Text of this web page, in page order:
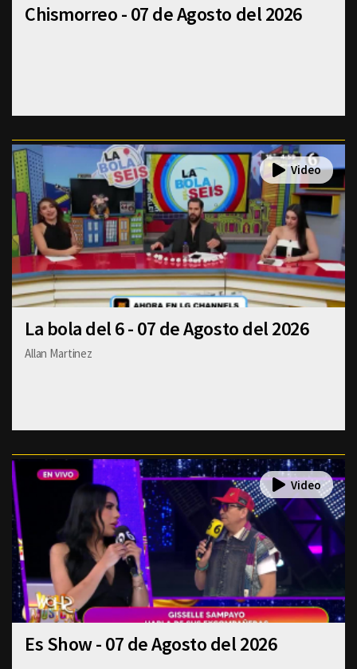
Chismorreo - 07 de Agosto del 2026
La bola del 6 - 07 de Agosto del 2026
Allan Martinez
Es Show - 07 de Agosto del 2026